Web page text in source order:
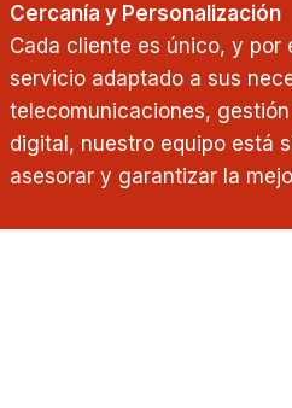
Cercanía y Personalización
Cada cliente es único, y por
servicio adaptado a sus
telecomunicaciones,
digital, nuestro equipo está
asesorar y garantizar la